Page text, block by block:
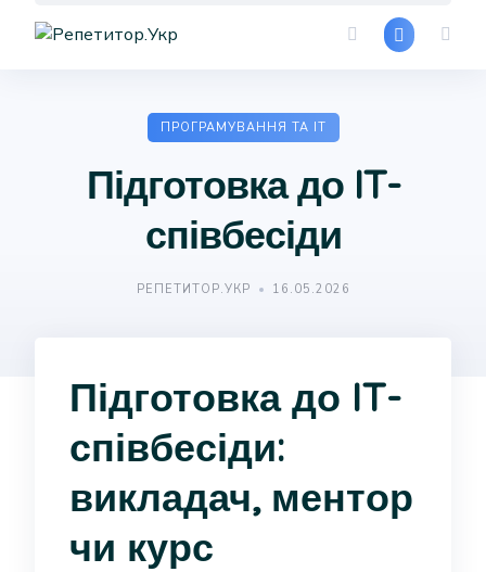
ПРОГРАМУВАННЯ ТА IT
Підготовка до IT-
співбесіди
РЕПЕТИТОР.УКР 16.05.2026
Підготовка до IT-
співбесіди:
викладач, ментор
чи курс